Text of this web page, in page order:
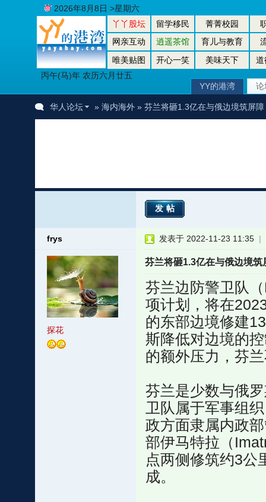
丫丫股坛 留学移民 菁菁校园
网亲互动
逍遥茶馆 育儿与教育
唯美贴图
开心一笑 美味天下
道
丙午(马)年 农历六月廿五
2026年8月8日 >星期六
YY的港湾 论
华人论坛 » 海内海外» 芬兰将砸1.3亿在与俄边境筑屏
发帖
frys
探花
发表于 2022-11-23 11:35 |
者
芬兰将砸1.3亿在与俄边境
芬兰边防警卫队
项计划，将在
的东部边境修建
斯降低对边境的
的额外压力，芬
芬兰是少数与俄
卫队属于军事组
政方面隶属内政
部伊马特拉（
点两侧修筑约3公
成。